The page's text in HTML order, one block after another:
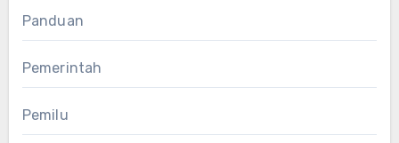
Panduan
Pemerintah
Pemilu